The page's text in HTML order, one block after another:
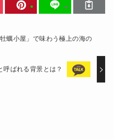
蠣小屋」で味わう極上の海の
呼ばれる背景とは？